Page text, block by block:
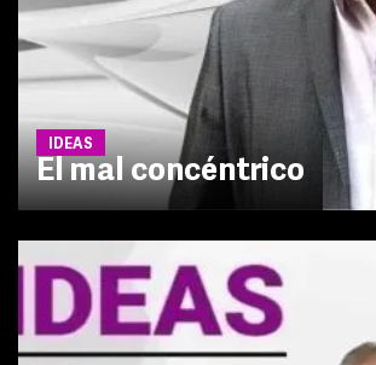
IDEAS
El mal concéntrico